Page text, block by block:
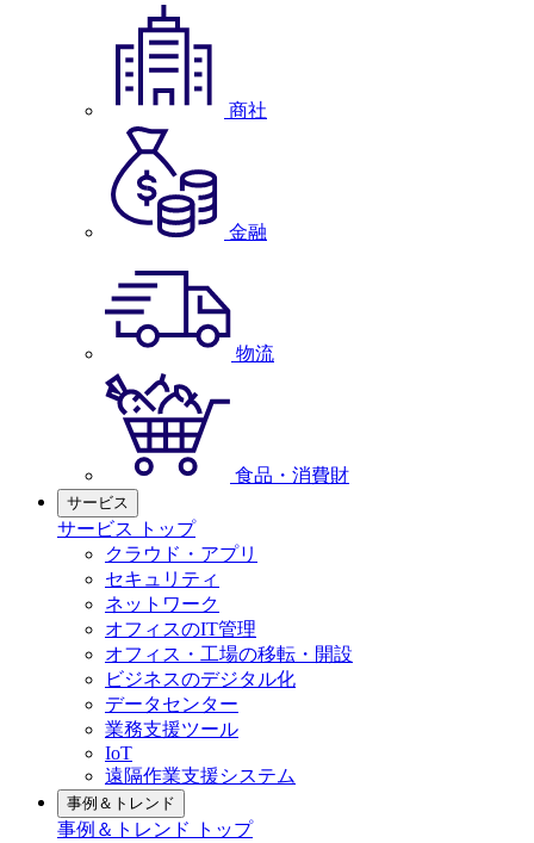
商社
金融
物流
食品・消費財
サービス
サービス トップ
クラウド・アプリ
セキュリティ
ネットワーク
オフィスのIT管理
オフィス・工場の移転・開設
ビジネスのデジタル化
データセンター
業務支援ツール
IoT
遠隔作業支援システム
事例＆トレンド
事例＆トレンド トップ